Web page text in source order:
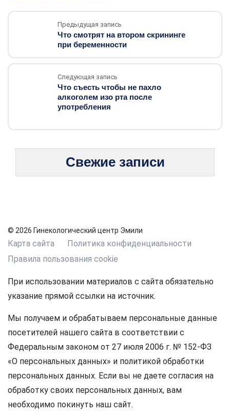
Предыдущая запись
Что смотрят на втором скрининге
при беременности
Следующая запись
Что съесть чтобы не пахло
алкоголем изо рта после
употребления
Свежие записи
© 2026 Гинекологический центр Эмили
Карта сайта
Политика конфиденциальности
Правила пользования cookie
При использовании материалов с сайта обязательно
указание прямой ссылки на источник.
Мы получаем и обрабатываем персональные данные
посетителей нашего сайта в соответствии с
Федеральным законом от 27 июля 2006 г. № 152-ФЗ
«О персональных данных» и политикой обработки
персональных данных. Если вы не даете согласия на
обработку своих персональных данных, вам
необходимо покинуть наш сайт.